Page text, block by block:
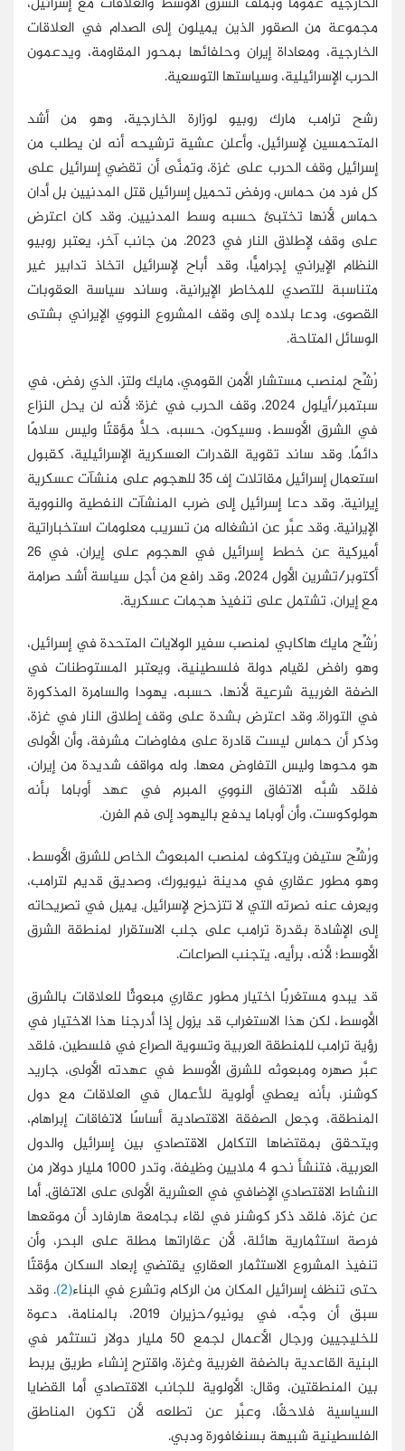
مجموعة من الصقور الذين يميلون إلى الصدام في العلاقات
الخارجية، ومعاداة إيران وحلفائها بمحور المقاومة، ويدعمون
الحرب الإسرائيلية، وسياستها التوسعية.
رشح ترامب مارك روبيو لوزارة الخارجية، وهو من أشد
المتحمسين لإسرائيل، وأعلن عشية ترشيحه أنه لن يطلب من
إسرائيل وقف الحرب على غزة، وتمنَّى أن تقضي إسرائيل على
كل فرد من حماس، ورفض تحميل إسرائيل قتل المدنيين بل أدان
حماس لأنها تختبئ حسبه وسط المدنيين. وقد كان اعترض
على وقف لإطلاق النار في 2023. من جانب آخر، يعتبر روبيو
النظام الإيراني إجراميًّا، وقد أباح لإسرائيل اتخاذ تدابير غير
متناسبة للتصدي للمخاطر الإيرانية، وساند سياسة العقوبات
القصوى، ودعا بلاده إلى وقف المشروع النووي الإيراني بشتى
الوسائل المتاحة.
رُشِّح لمنصب مستشار الأمن القومي، مايك ولتز، الذي رفض، في
سبتمبر/أيلول 2024، وقف الحرب في غزة؛ لأنه لن يحل النزاع
في الشرق الأوسط، وسيكون، حسبه، حلًّا مؤقتًا وليس سلامًا
دائمًا. وقد ساند تقوية القدرات العسكرية الإسرائيلية، كقبول
استعمال إسرائيل مقاتلات إف 35 للهجوم على منشآت عسكرية
إيرانية. وقد دعا إسرائيل إلى ضرب المنشآت النفطية والنووية
الإيرانية. وقد عبَّر عن انشغاله من تسريب معلومات استخباراتية
أميركية عن خطط إسرائيل في الهجوم على إيران، في 26
أكتوبر/تشرين الأول 2024، وقد رافع من أجل سياسة أشد صرامة
مع إيران، تشتمل على تنفيذ هجمات عسكرية.
رُشِّح مايك هاكابي لمنصب سفير الولايات المتحدة في إسرائيل،
وهو رافض لقيام دولة فلسطينية، ويعتبر المستوطنات في
الضفة الغربية شرعية لأنها، حسبه، يهودا والسامرة المذكورة
في التوراة. وقد اعترض بشدة على وقف إطلاق النار في غزة،
وذكر أن حماس ليست قادرة على مفاوضات مشرفة، وأن الأولى
هو محوها وليس التفاوض معها. وله مواقف شديدة من إيران،
فلقد شبَّه الاتفاق النووي المبرم في عهد أوباما بأنه
هولوكوست، وأن أوباما يدفع باليهود إلى فم الفرن.
ورُشِّح ستيفن ويتكوف لمنصب المبعوث الخاص للشرق الأوسط،
وهو مطور عقاري في مدينة نيويورك، وصديق قديم لترامب،
ويعرف عنه نصرته التي لا تتزحزح لإسرائيل. يميل في تصريحاته
إلى الإشادة بقدرة ترامب على جلب الاستقرار لمنطقة الشرق
الأوسط؛ لأنه، برأيه، يتجنب الصراعات.
قد يبدو مستغربًا اختيار مطور عقاري مبعوثًا للعلاقات بالشرق
الأوسط، لكن هذا الاستغراب قد يزول إذا أدرجنا هذا الاختيار في
رؤية ترامب للمنطقة العربية وتسوية الصراع في فلسطين، فلقد
عبَّر صهره ومبعوثه للشرق الأوسط في عهدته الأولى، جاريد
كوشنر، بأنه يعطي أولوية للأعمال في العلاقات مع دول
المنطقة، وجعل الصفقة الاقتصادية أساسًا لاتفاقات إبراهام،
ويتحقق بمقتضاها التكامل الاقتصادي بين إسرائيل والدول
العربية، فتنشأ نحو 4 ملايين وظيفة، وتدر 1000 مليار دولار من
النشاط الاقتصادي الإضافي في العشرية الأولى على الاتفاق. أما
عن غزة، فلقد ذكر كوشنر في لقاء بجامعة هارفارد أن موقعها
فرصة استثمارية هائلة، لأن عقاراتها مطلة على البحر، وأن
تنفيذ المشروع الاستثمار العقاري يقتضي إبعاد السكان مؤقتًا
حتى تنظف إسرائيل المكان من الركام وتشرع في البناء(2) . وقد
سبق أن وجَّه، في يونيو/حزيران 2019، بالمنامة، دعوة
للخليجيين ورجال الأعمال لجمع 50 مليار دولار تستثمر في
البنية القاعدية بالضفة الغربية وغزة، واقترح إنشاء طريق يربط
بين المنطقتين، وقال: الأولوية للجانب الاقتصادي أما القضايا
السياسية فلاحقًا، وعبَّر عن تطلعه لأن تكون المناطق
الفلسطينية شبيهة بسنغافورة ودبي.